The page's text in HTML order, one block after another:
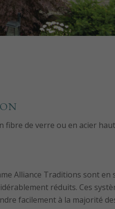
de verre ou en acier
Alliance Traditions sont en
réduits. Ces
facilement à la majorité